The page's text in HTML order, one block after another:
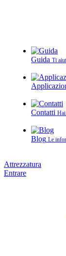
Guida Ti
Contatti Hai
Blog Le
Attrezzatura
Entrare